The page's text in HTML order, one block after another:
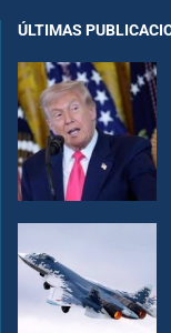
ÚLTIMAS